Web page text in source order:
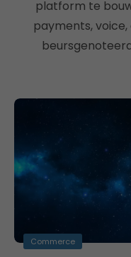
platform te
payments,
Commerce